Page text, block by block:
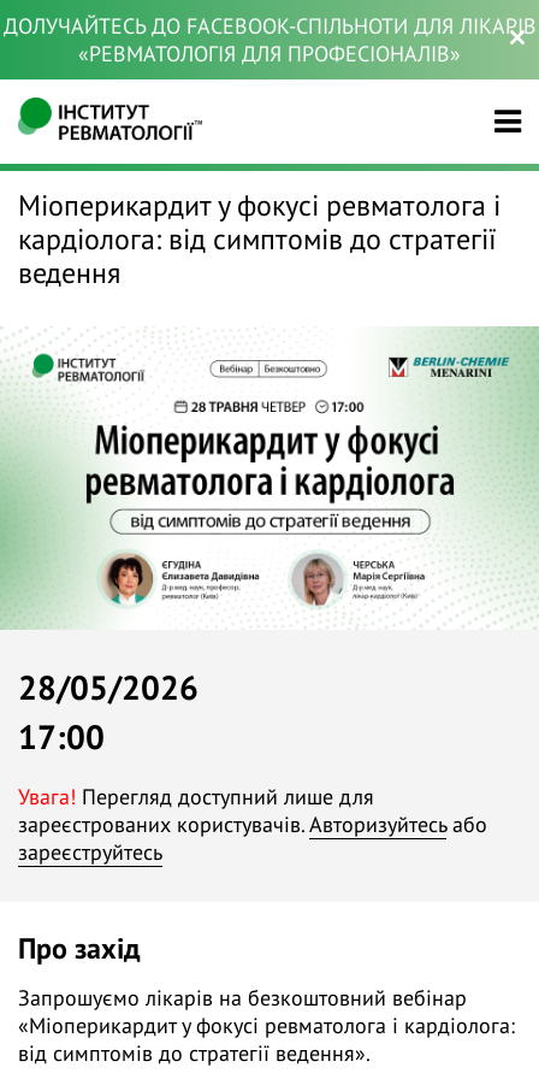
ДОЛУЧАЙТЕСЬ ДО FACEBOOK-СПІЛЬНОТИ ДЛЯ ЛІКАРІВ
«РЕВМАТОЛОГІЯ ДЛЯ ПРОФЕСІОНАЛІВ»
Міоперикардит у фокусі ревматолога і
кардіолога: від симптомів до стратегії
ведення
28/05/2026
17:00
Увага! Перегляд доступний лише для
зареєстрованих користувачів.Авторизуйтесьабо
зареєструйтесь
Про захід
Запрошуємо лікарів на безкоштовний вебінар
«Міоперикардит у фокусі ревматолога і кардіолога:
від симптомів до стратегії ведення».